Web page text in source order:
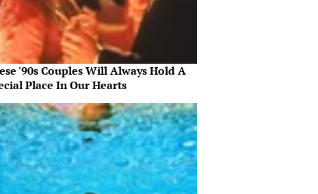
'90s Couples Will Always Hold A
Place In Our Hearts